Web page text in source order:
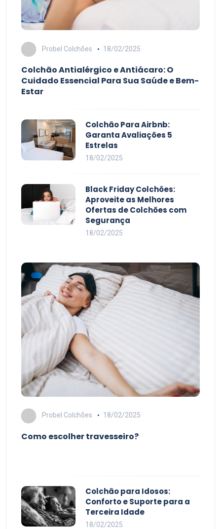
Probel Colchões 18/02/2025
Colchão Antialérgico e Antiácaro: O
Cuidado Essencial Para Sua Saúde e Bem-
Estar
Colchão Para Airbnb:
Garanta Avaliações 5
Estrelas
18/02/2025
Black Friday Colchões:
Aproveite as Melhores
Ofertas de Colchões com
Segurança
18/02/2025
Probel Colchões 18/02/2025
Como escolher travesseiro?
Colchão para Idosos:
Conforto e Suporte para a
Terceira Idade
18/02/2025